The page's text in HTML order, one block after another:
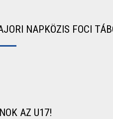
NAPKÖZIS FOCI
AZ U17!